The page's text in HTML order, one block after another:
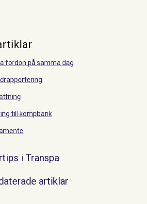
fordon på samma dag
till kompbank
i Transpa
artiklar